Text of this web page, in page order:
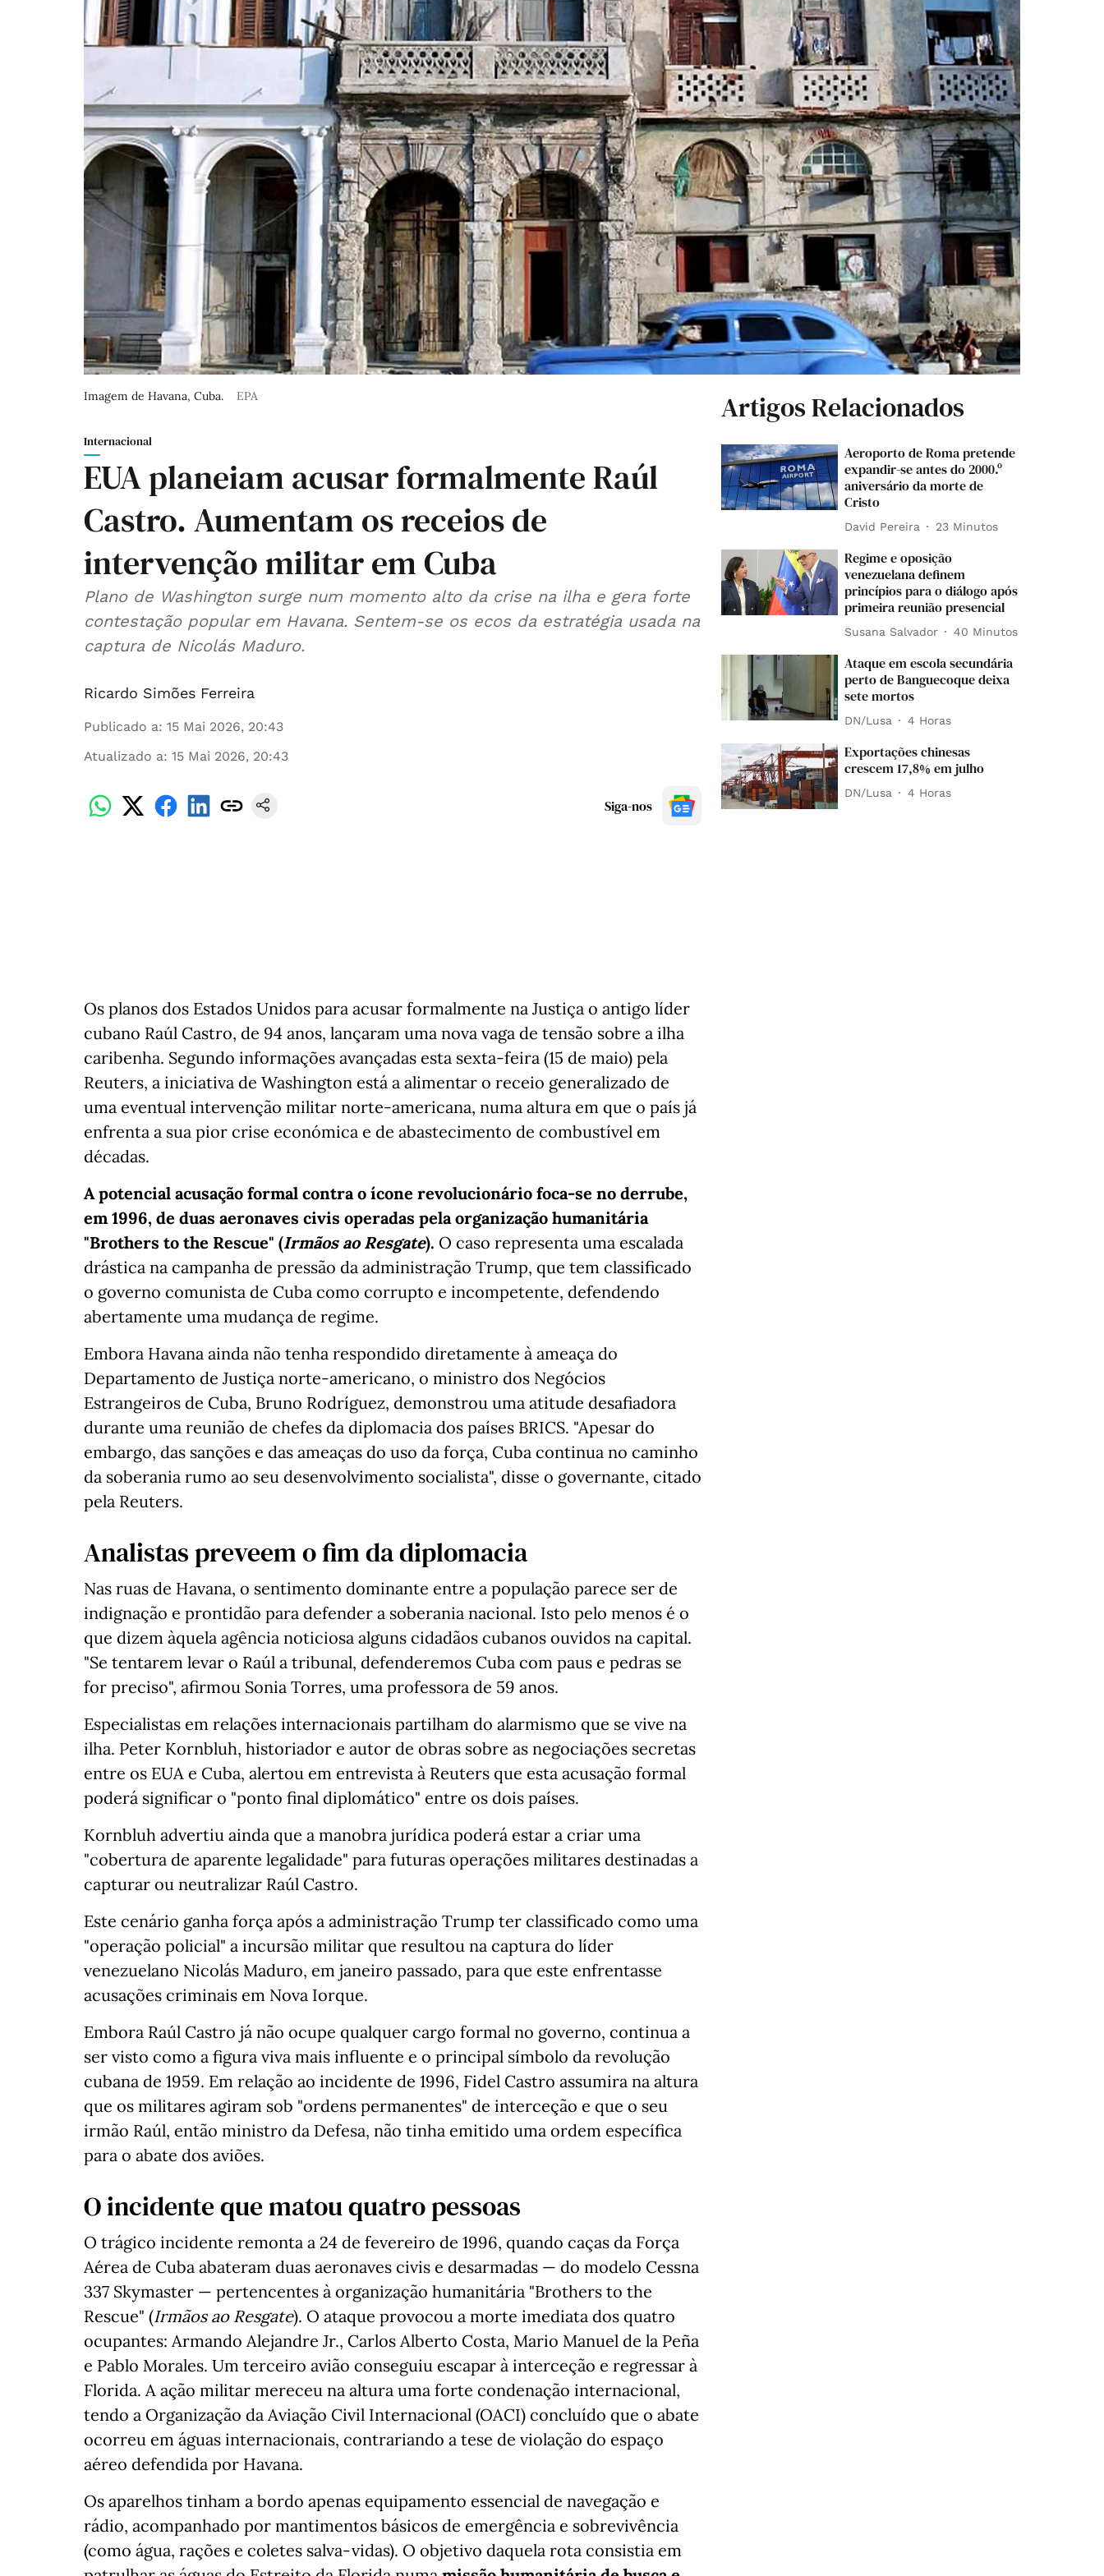
Imagem de Havana, Cuba. EPA
Internacional
EUA planeiam acusar formalmente Raúl
Castro. Aumentam os receios de
intervenção militar em Cuba
Plano de Washington surge num momento alto da crise na ilha e gera forte
contestação popular em Havana. Sentem-se os ecos da estratégia usada na
captura de Nicolás Maduro.
Ricardo Simões Ferreira
Publicado a: 15 Mai 2026, 20:43
Atualizado a: 15 Mai 2026, 20:43
Siga-nos
Os planos dos Estados Unidos para acusar formalmente na Justiça o antigo líder
cubano Raúl Castro, de 94 anos, lançaram uma nova vaga de tensão sobre a ilha
caribenha. Segundo informações avançadas esta sexta-feira (15 de maio) pela
Reuters, a iniciativa de Washington está a alimentar o receio generalizado de
uma eventual intervenção militar norte-americana, numa altura em que o país já
enfrenta a sua pior crise económica e de abastecimento de combustível em
décadas.
A potencial acusação formal contra o ícone revolucionário foca-se no derrube,
em 1996, de duas aeronaves civis operadas pela organização humanitária
"Brothers to the Rescue" (Irmãos ao Resgate). O caso representa uma escalada
drástica na campanha de pressão da administração Trump, que tem classificado
o governo comunista de Cuba como corrupto e incompetente, defendendo
abertamente uma mudança de regime.
Embora Havana ainda não tenha respondido diretamente à ameaça do
Departamento de Justiça norte-americano, o ministro dos Negócios
Estrangeiros de Cuba, Bruno Rodríguez, demonstrou uma atitude desafiadora
durante uma reunião de chefes da diplomacia dos países BRICS. "Apesar do
embargo, das sanções e das ameaças do uso da força, Cuba continua no caminho
da soberania rumo ao seu desenvolvimento socialista", disse o governante, citado
pela Reuters.
Analistas preveem o fim da diplomacia
Nas ruas de Havana, o sentimento dominante entre a população parece ser de
indignação e prontidão para defender a soberania nacional. Isto pelo menos é o
que dizem àquela agência noticiosa alguns cidadãos cubanos ouvidos na capital.
"Se tentarem levar o Raúl a tribunal, defenderemos Cuba com paus e pedras se
for preciso", afirmou Sonia Torres, uma professora de 59 anos.
Especialistas em relações internacionais partilham do alarmismo que se vive na
ilha. Peter Kornbluh, historiador e autor de obras sobre as negociações secretas
entre os EUA e Cuba, alertou em entrevista à Reuters que esta acusação formal
poderá significar o "ponto final diplomático" entre os dois países.
Kornbluh advertiu ainda que a manobra jurídica poderá estar a criar uma
"cobertura de aparente legalidade" para futuras operações militares destinadas a
capturar ou neutralizar Raúl Castro.
Este cenário ganha força após a administração Trump ter classificado como uma
"operação policial" a incursão militar que resultou na captura do líder
venezuelano Nicolás Maduro, em janeiro passado, para que este enfrentasse
acusações criminais em Nova Iorque.
Embora Raúl Castro já não ocupe qualquer cargo formal no governo, continua a
ser visto como a figura viva mais influente e o principal símbolo da revolução
cubana de 1959. Em relação ao incidente de 1996, Fidel Castro assumira na altura
que os militares agiram sob "ordens permanentes" de interceção e que o seu
irmão Raúl, então ministro da Defesa, não tinha emitido uma ordem específica
para o abate dos aviões.
O incidente que matou quatro pessoas
O trágico incidente remonta a 24 de fevereiro de 1996, quando caças da Força
Aérea de Cuba abateram duas aeronaves civis e desarmadas — do modelo Cessna
337 Skymaster — pertencentes à organização humanitária "Brothers to the
Rescue" (Irmãos ao Resgate). O ataque provocou a morte imediata dos quatro
ocupantes: Armando Alejandre Jr., Carlos Alberto Costa, Mario Manuel de la Peña
e Pablo Morales. Um terceiro avião conseguiu escapar à interceção e regressar à
Florida. A ação militar mereceu na altura uma forte condenação internacional,
tendo a Organização da Aviação Civil Internacional (OACI) concluído que o abate
ocorreu em águas internacionais, contrariando a tese de violação do espaço
aéreo defendida por Havana.
Os aparelhos tinham a bordo apenas equipamento essencial de navegação e
rádio, acompanhado por mantimentos básicos de emergência e sobrevivência
(como água, rações e coletes salva-vidas). O objetivo daquela rota consistia em
Artigos Relacionados
Aeroporto de Roma pretende
expandir-se antes do 2000.º
aniversário da morte de
Cristo
David Pereira 23 Minutos
Regime e oposição
venezuelana definem
princípios para o diálogo após
primeira reunião presencial
Susana Salvador 40 Minutos
Ataque em escola secundária
perto de Banguecoque deixa
sete mortos
DN/Lusa 4 Horas
Exportações chinesas
crescem 17,8% em julho
DN/Lusa 4 Horas